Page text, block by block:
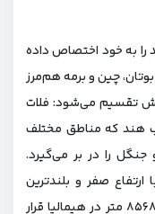
به خود اختصاص داده‌
چین و برمه هم‌مرز
تقسیم می‌شود: فلات
هند که مناطق مختلف
جنگل را در بر می‌گیرد.
صفر و بلندترین
نقطه این کشور، قله کانچنجونگا، با ارتفاع ۸۵۶۸ متر در هیمالیا قرار